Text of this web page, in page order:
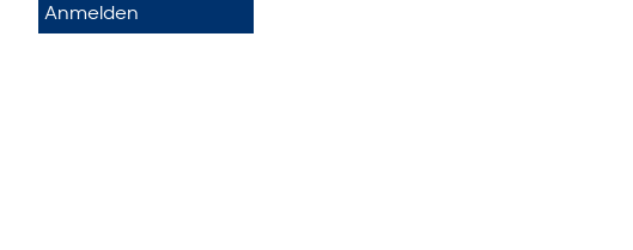
Anmelden